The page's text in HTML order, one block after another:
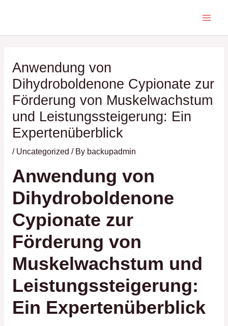
content
Anwendung von
Dihydroboldenone Cypionate zur
Förderung von Muskelwachstum
und Leistungssteigerung: Ein
Expertenüberblick
/ Uncategorized / By backupadmin
Anwendung von
Dihydroboldenone
Cypionate zur
Förderung von
Muskelwachstum und
Leistungssteigerung:
Ein Expertenüberblick